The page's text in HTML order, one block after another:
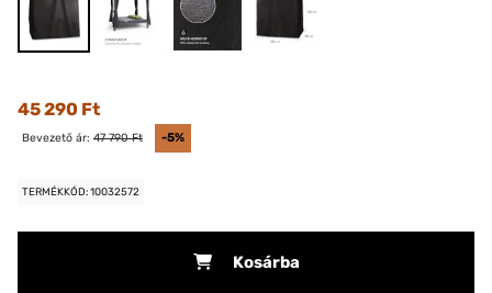
45 290 Ft
Bevezető ár: 47 790 Ft -5%
TERMÉKKÓD: 10032572
Kosárba